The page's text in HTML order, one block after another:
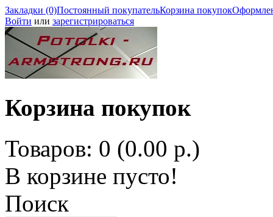
Закладки (0)Постоянный покупательКорзина покупок
Войти или зарегистрироваться
Корзина покупок
Товаров: 0 (0.00 р.)
В корзине пусто!
Поиск